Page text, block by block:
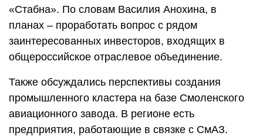
«Стабна». По словам Василия Анохина, в
планах – проработать вопрос с рядом
заинтересованных инвесторов, входящих в
общероссийское отраслевое объединение.
Также обсуждались перспективы создания
промышленного кластера на базе Смоленского
авиационного завода. В регионе есть
предприятия, работающие в связке с СмАЗ.